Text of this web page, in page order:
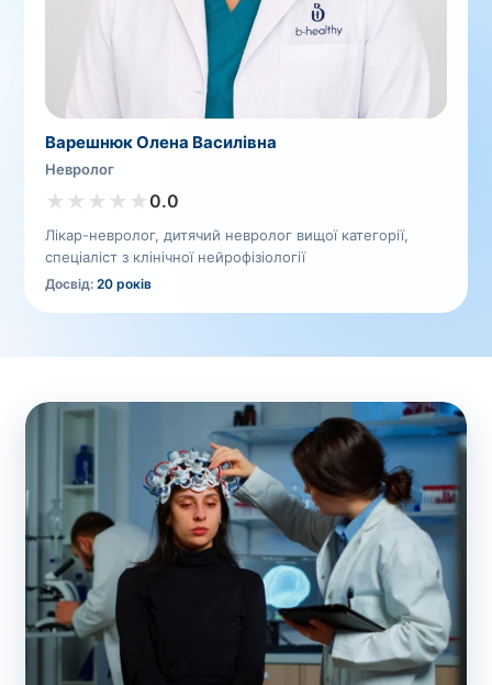
Варешнюк Олена Василівна
Невролог
★ ★ ★ ★ ★0.0
Лікар-невролог, дитячий невролог вищої категорії,
спеціаліст з клінічної нейрофізіології
Досвід:20 років